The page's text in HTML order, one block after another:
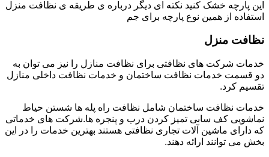
این پارچه خشک کنید نکته ای دیگر درباره ی طریقه ی نظافت منزل
استفاده از همین نوع پارچه برای جم
نظافت منزل
خدمات شرکت های نظافتی برای نظافت منازل را نیز می توان به
دو قسمت خدمات نظافت ساختمان و خدمات نظافت داخلی منازل
تقسیم کرد.
خدمات نظافت ساختمان شامل نظافت راه پله ها شستن حیاط
نماشویی کف سابی تمیز کردن درب و پنجره ها.شرکت های خدماتی
که دارای ماشین آلات تجاری نظافتی هستند بهترین خدمات را در این
بخش می توانند ارائه دهند.